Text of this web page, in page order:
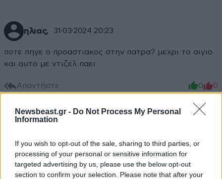
Newsbeast.gr - Do Not Process My Personal
Information
If you wish to opt-out of the sale, sharing to third parties, or
processing of your personal or sensitive information for
targeted advertising by us, please use the below opt-out
section to confirm your selection. Please note that after your
ηλιας, 31·03·2024 20:23
ποτε πηγε ο προαστιακος στην πατρα? μεχρι το αιγιο
και αυτο με ντιζελ παει
Απαντήστε 0 0